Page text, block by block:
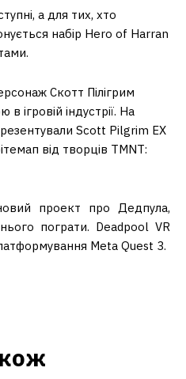
а для тих, хто
набір Hero of Harran
Скотт Пілігрим
ігровій індустрії. На
Scott Pilgrim EX
від творців TMNT:
проект про Дедпула,
пограти. Deadpool VR
Meta Quest 3.